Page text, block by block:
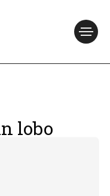
lobo